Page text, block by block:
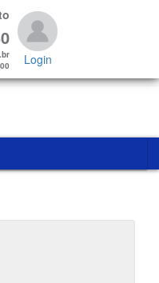
Login